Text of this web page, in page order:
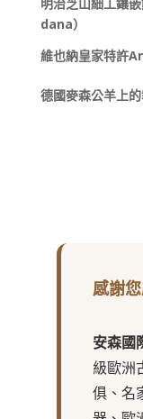
dana）
維也納皇家特許
德國麥森公羊上
感謝
安森國
級歐洲
俱、名